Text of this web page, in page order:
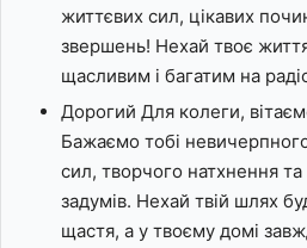
життєвих сил, цікавих
звершень! Нехай твоє
щасливим і багатим на
Дорогий Для колеги,
Бажаємо тобі
сил, творчого натхнення та
задумів. Нехай твій шлях
щастя, а у твоєму домі